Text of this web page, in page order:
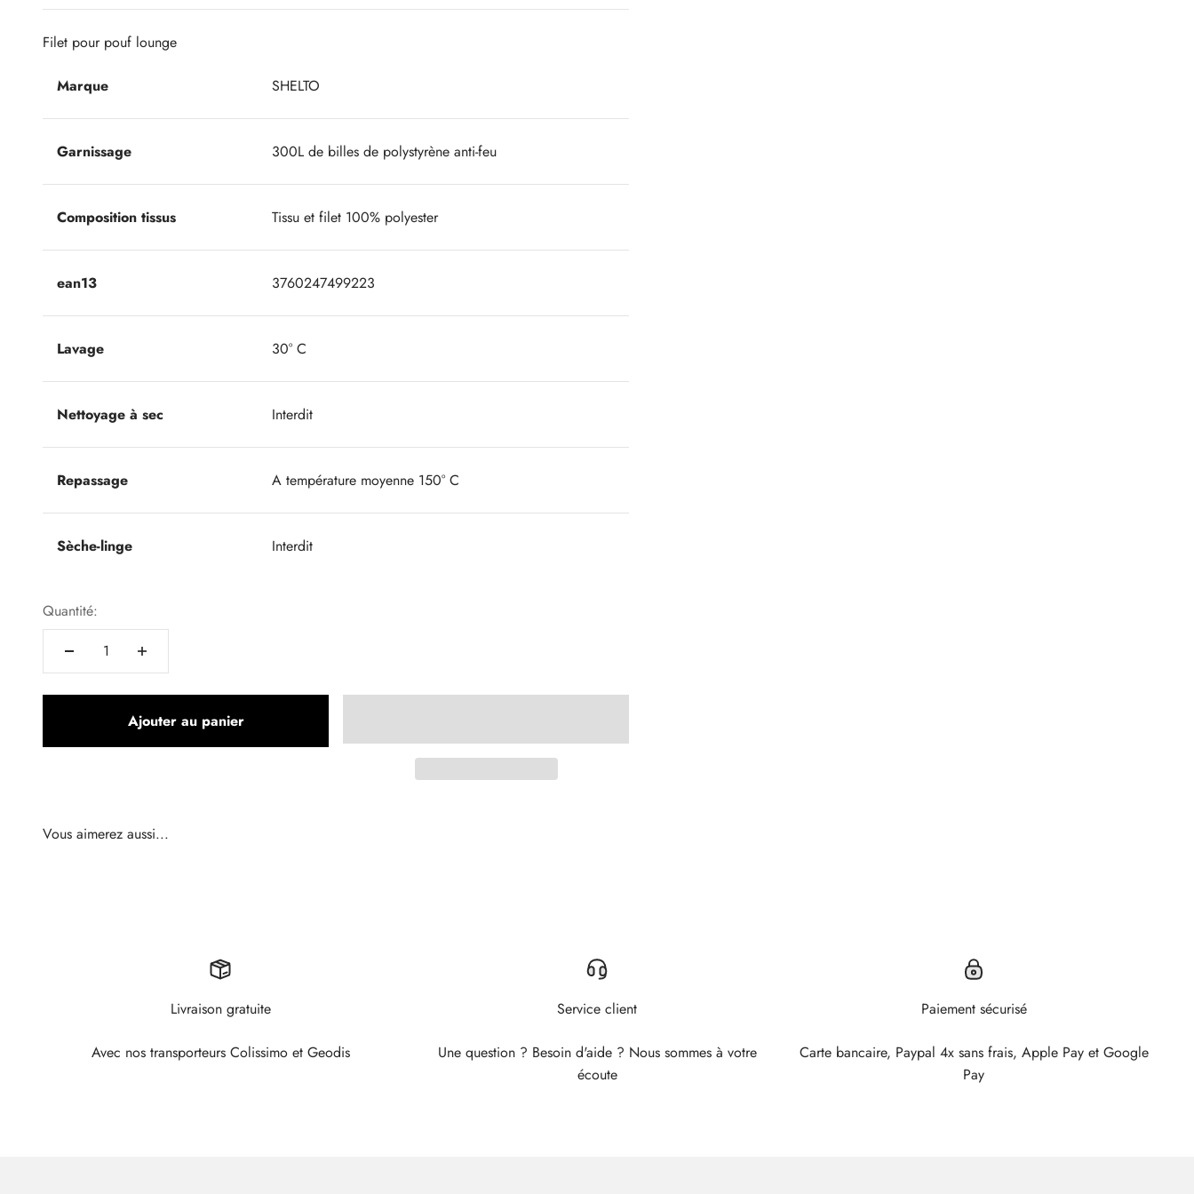
Filet pour pouf lounge
Marque SHELTO
Garnissage 300L de billes de polystyrène anti-feu
Composition tissus Tissu et filet 100% polyester
ean13 3760247499223
Lavage 30° C
Nettoyage à sec Interdit
Repassage A température moyenne 150° C
Sèche-linge Interdit
Quantité:
Ajouter au panier
Livraison gratuite
Avec nos transporteurs Colissimo et Geodis
Service client
Une question ? Besoin d'aide ? Nous sommes à votre
écoute
Paiement sécurisé
Carte bancaire, Paypal 4x sans frais, Apple Pay et Google
Pay